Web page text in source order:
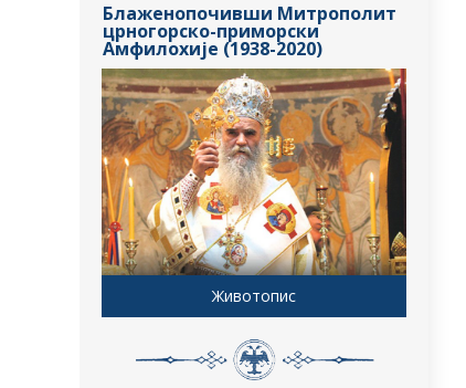
Блаженопочивши Митрополит
црногорско-приморски
Амфилохије (1938-2020)
Животопис